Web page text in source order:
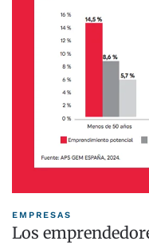
EMPRESAS
Los